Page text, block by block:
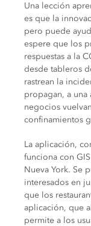
Una lección
es que la
pero puede
espere que los
respuestas a la
desde tableros
rastrean la
propagan, a
negocios
confinamientos
La aplicación,
funciona con
Nueva York. Se
interesados en
que los
aplicación, que
permite a los